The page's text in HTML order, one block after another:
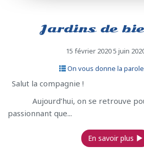
Jardins de
15 février 20205 juin
On vous donne la parole
Salut la compagnie !
Aujourd’hui, on se retrouve
passionnant que...
En savoir plus